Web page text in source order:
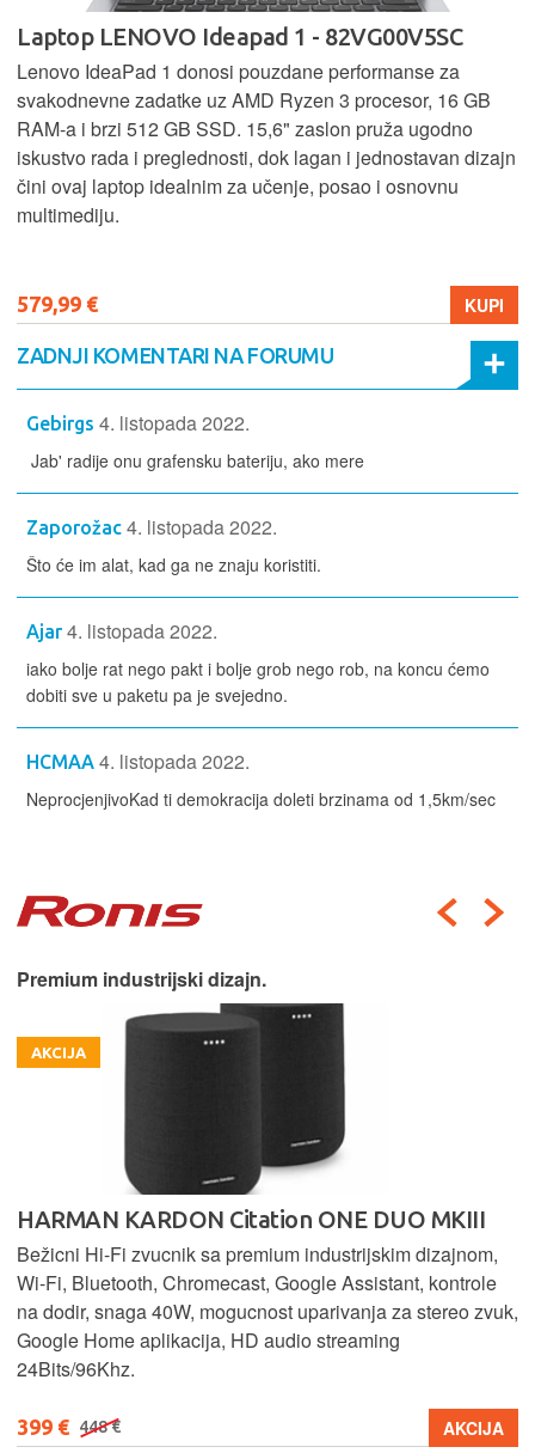
Laptop LENOVO Ideapad 1 - 82VG00V5SC
Lenovo IdeaPad 1 donosi pouzdane performanse za
svakodnevne zadatke uz AMD Ryzen 3 procesor, 16 GB
RAM-a i brzi 512 GB SSD. 15,6" zaslon pruža ugodno
iskustvo rada i preglednosti, dok lagan i jednostavan dizajn
čini ovaj laptop idealnim za učenje, posao i osnovnu
multimediju.
579,99 € KUPI
ZADNJI KOMENTARI NA FORUMU
Gebirgs 4. listopada 2022.
Jab' radije onu grafensku bateriju, ako mere
Zaporožac 4. listopada 2022.
Što će im alat, kad ga ne znaju koristiti.
Ajar 4. listopada 2022.
iako bolje rat nego pakt i bolje grob nego rob, na koncu ćemo
dobiti sve u paketu pa je svejedno.
HCMAA 4. listopada 2022.
NeprocjenjivoKad ti demokracija doleti brzinama od 1,5km/sec
Premium industrijski dizajn.
AKCIJA
HARMAN KARDON Citation ONE DUO MKIII
Bežicni Hi-Fi zvucnik sa premium industrijskim dizajnom,
Wi-Fi, Bluetooth, Chromecast, Google Assistant, kontrole
na dodir, snaga 40W, mogucnost uparivanja za stereo zvuk,
Google Home aplikacija, HD audio streaming
24Bits/96Khz.
399 € 448 € AKCIJA